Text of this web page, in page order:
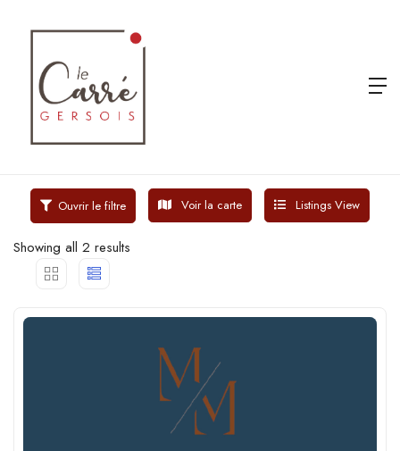
Ouvrir le filtre Voir la carte Listings View
Showing all 2 results